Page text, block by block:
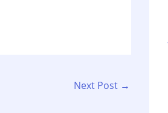
Next Post →